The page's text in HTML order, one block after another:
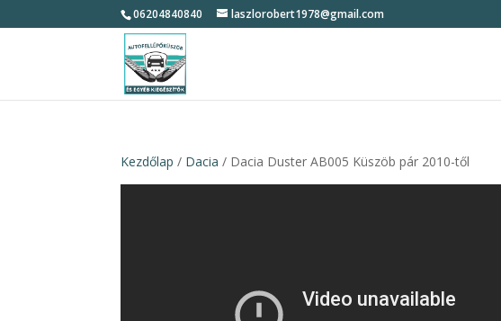
06204840840 laszlorobert1978@gmail.com
Kezdőlap / Dacia / Dacia Duster AB005 Küszöb pár 2010-től